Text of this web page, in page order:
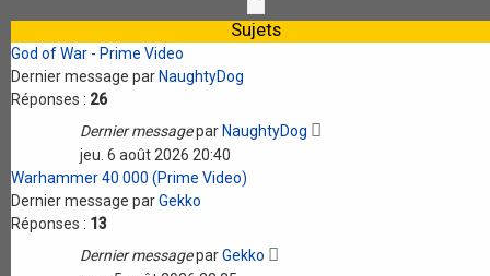
Sujets
God of War - Prime Video
Dernier message parNaughtyDog
Réponses : 26
Dernier messageparNaughtyDog
jeu. 6 août 2026 20:40
Warhammer 40 000 (Prime Video)
Dernier message parGekko
Réponses : 13
Dernier messageparGekko